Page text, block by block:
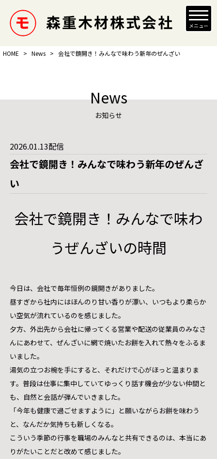
メニュー
HOME > News > 会社で鏡開き！みんなで味わう新年のぜんざい
News
お知らせ
2026.01.13配信
会社で鏡開き！みんなで味わう新年のぜんざ
い
会社で鏡開き！みんなで味わ
うぜんざいの時間
今日は、会社で毎年恒例の鏡開きがありました。
昼すぎから社内にはほんのり甘い香りが漂い、いつもより柔らか
い空気が流れているのを感じました。
夕方、外出先から会社に帰ってくる営業や配送の従業員のみなさ
んにあわせて、ぜんざいに網で焼いたお餅を入れて熱々をふるま
いました。
湯気の立つお椀を手にすると、それだけで心がほっと温まりま
す。普段は仕事に集中していてゆっくり話す機会が少ない仲間と
も、自然と会話が弾んでいきました。
「今年も健康で過ごせますように」と願いながらお餅を味わう
と、なんだか気持ちも新しくなる。
こういう季節の行事を職場のみんなと共有できるのは、本当にあ
りがたいことだと改めて感じました。